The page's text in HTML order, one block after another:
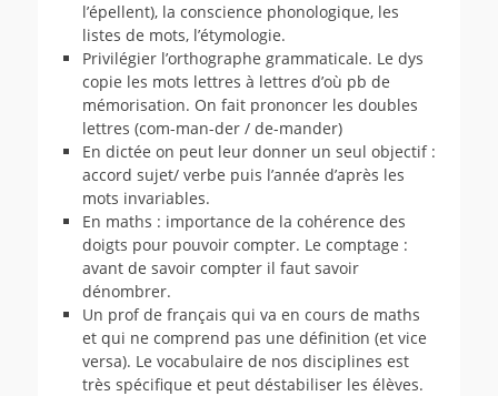
l’épellent), la conscience phonologique, les
listes de mots, l’étymologie.
Privilégier l’orthographe grammaticale. Le dys
copie les mots lettres à lettres d’où pb de
mémorisation. On fait prononcer les doubles
lettres (com-man-der / de-mander)
En dictée on peut leur donner un seul objectif :
accord sujet/ verbe puis l’année d’après les
mots invariables.
En maths : importance de la cohérence des
doigts pour pouvoir compter. Le comptage :
avant de savoir compter il faut savoir
dénombrer.
Un prof de français qui va en cours de maths
et qui ne comprend pas une définition (et vice
versa). Le vocabulaire de nos disciplines est
très spécifique et peut déstabiliser les élèves.